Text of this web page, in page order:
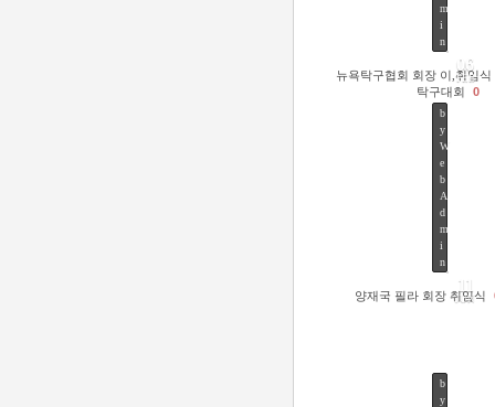
06
FEB
m
i
n
0
2
뉴욕탁구협회 회장 이,취임식
탁구대회
0
11
JUN
b
y
W
e
b
A
d
m
i
n
양재국 필라 회장 취임식
b
y